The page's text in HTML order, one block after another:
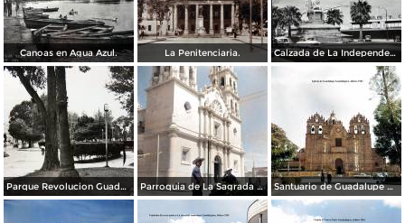
Canoas en Agua Azul. La Penitenciaria. Calzada de La Independencia Guadalajara, Jalisco.
Parque Revolucion Guadalajara, Jalisco. Parroquia de La Sagrada familia Guadalajara, Jalisco 1961. Santuario de Guadalupe Guadalajara, Jalisco 1961.